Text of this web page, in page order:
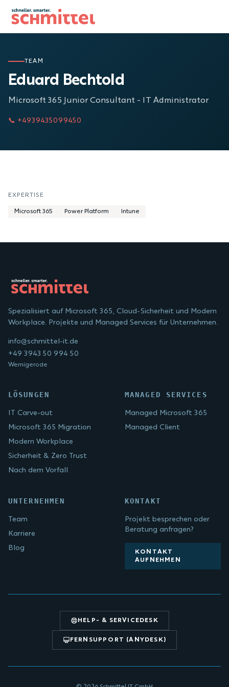
TEAM
Eduard Bechtold
Microsoft 365 Junior Consultant - IT Administrator
📞 +4939435099450
EXPERTISE
Microsoft 365 Power Platform Intune
Spezialisiert auf Microsoft 365, Cloud-Sicherheit und Modern
Workplace. Projekte und Managed Services für Unternehmen.
info@schmittel-it.de
+49 3943 50 994 50
Wernigerode
LÖSUNGEN
IT Carve-out
Microsoft 365 Migration
Modern Workplace
Sicherheit & Zero Trust
Nach dem Vorfall
MANAGED SERVICES
Managed Microsoft 365
Managed Client
UNTERNEHMEN
Team
Karriere
Blog
KONTAKT
Projekt besprechen oder
Beratung anfragen?
KONTAKT
AUFNEHMEN
HELP- & SERVICEDESK
FERNSUPPORT (ANYDESK)